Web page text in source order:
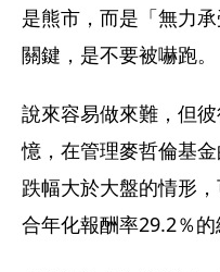
是熊市，而是「無力
關鍵，是不要被嚇跑。
說來容易做來難，但
憶，在管理麥哲倫基
跌幅大於大盤的情形
合年化報酬率29.2％的